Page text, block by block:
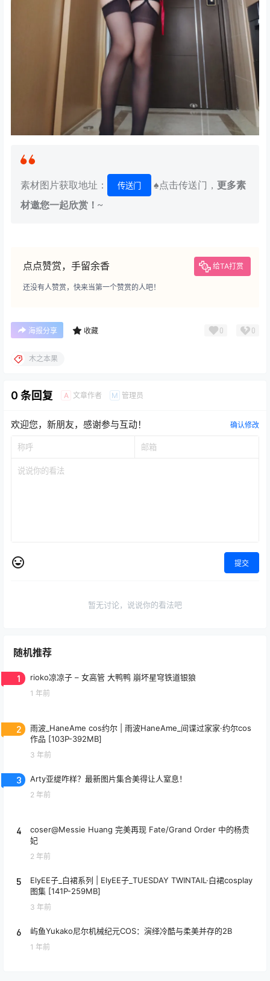
素材图片获取地址： 传送门 ♠点击传送门， 更多素
材邀您一起欣赏！~
点点赞赏，手留余香 给TA打赏
还没有人赞赏，快来当第一个赞赏的人吧！
海报分享 收藏 0 0
木之本果
0 条回复 A 文章作者 M 管理员
欢迎您，新朋友，感谢参与互动！ 确认修改
提交
暂无讨论，说说你的看法吧
随机推荐
1 rioko凉凉子 – 女高管 大鸭鸭 崩坏星穹铁道银狼
1 年前
2
雨波_HaneAme cos约尔 | 雨波HaneAme_间谍过家家·约尔cos
作品 [103P-392MB]
3 年前
3 Arty亚缇咋样？最新图片集合美得让人窒息！
2 年前
4
coser@Messie Huang 完美再现 Fate/Grand Order 中的杨贵
妃
2 年前
5
ElyEE子_白裙系列 | ElyEE子_TUESDAY TWINTAIL·白裙cosplay
图集 [141P-259MB]
3 年前
6 屿鱼Yukako尼尔机械纪元COS：演绎冷酷与柔美并存的2B
1 年前